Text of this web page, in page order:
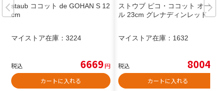
staub ココット de GOHAN S 12
cm
マイストア在庫： 3224
税込 6669円
カートに入れる
ストウブ ピコ・ココット オーバ
ル 23cm グレナディンレッド
マイストア在庫： 1632
税込 8004
カートに入れる